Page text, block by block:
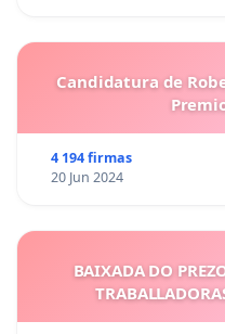
Candidatura de
4 194 firmas
20 Jun 2024
BAIXADA DO